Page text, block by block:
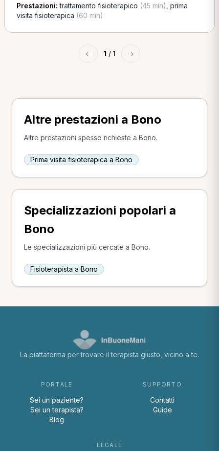
Prestazioni:trattamento fisioterapico (45 min) prima
visita fisioterapica (60 min)
← 1 / 1 →
Altre prestazioni a Bono
Altre prestazioni spesso richieste a Bono.
Prima visita fisioterapica a Bono
Specializzazioni popolari a
Bono
Le specializzazioni più cercate a Bono.
Fisioterapista a Bono
La piattaforma per trovare il terapista giusto, vicino a te.
PORTALE
Sei un paziente?
Sei un terapista?
Blog
SUPPORTO
Contatti
Guide
LEGALE